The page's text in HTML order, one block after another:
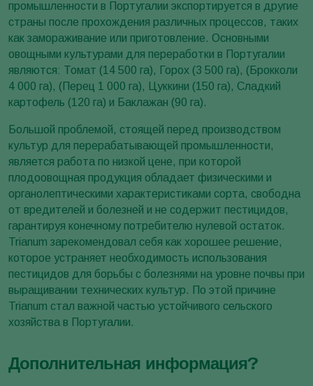
промышленности в Португалии экспортируется в другие
страны после прохождения различных процессов, таких
как замораживание или приготовление. Основными
овощными культурами для переработки в Португалии
являются: Томат (14 500 га), Горох (3 500 га), (Брокколи
4 000 га), (Перец 1 000 га), Цуккини (150 га), Сладкий
картофель (120 га) и Баклажан (90 га).
Большой проблемой, стоящей перед производством
культур для перерабатывающей промышленности,
является работа по низкой цене, при которой
плодоовощная продукция обладает физическими и
органолептическими характеристиками сорта, свободна
от вредителей и болезней и не содержит пестицидов,
гарантируя конечному потребителю нулевой остаток.
Trianum зарекомендовал себя как хорошее решение,
которое устраняет необходимость использования
пестицидов для борьбы с болезнями на уровне почвы при
выращивании технических культур. По этой причине
Trianum стал важной частью устойчивого сельского
хозяйства в Португалии.
Дополнительная информация?